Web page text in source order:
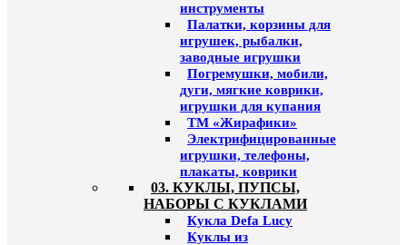
инструменты
Палатки, корзины для
игрушек, рыбалки,
заводные игрушки
Погремушки, мобили,
дуги, мягкие коврики,
игрушки для купания
ТМ «Жирафики»
Электрифицированные
игрушки, телефоны,
плакаты, коврики
03. КУКЛЫ, ПУПСЫ,
НАБОРЫ С КУКЛАМИ
Кукла Defa Lucy
Куклы из